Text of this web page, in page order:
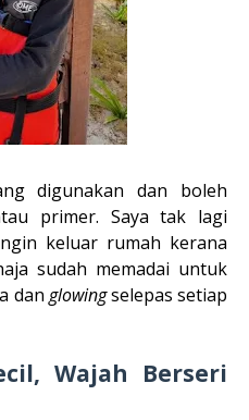
digunakan dan boleh
primer. Saya tak lagi
keluar rumah kerana
sudah memadai untuk
dan glowingselepas setiap
Wajah Berseri